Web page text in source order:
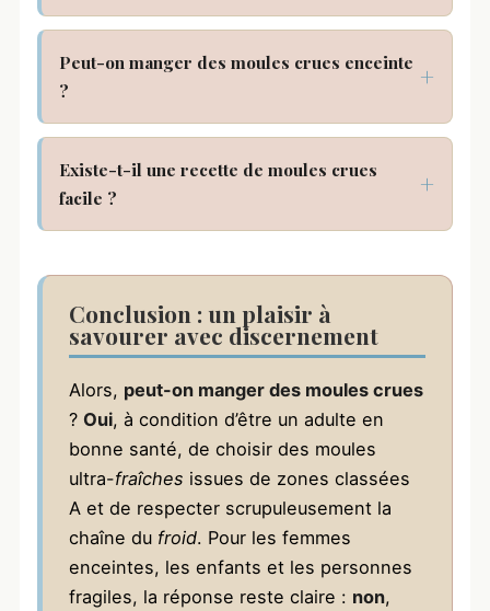
Peut-on manger des moules crues enceinte
?
Existe-t-il une recette de moules crues
facile ?
Conclusion : un plaisir à
savourer avec discernement
Alors, peut-on manger des moules crues
? Oui, à condition d’être un adulte en
bonne santé, de choisir des moules
ultra-fraîches issues de zones classées
A et de respecter scrupuleusement la
chaîne du froid. Pour les femmes
enceintes, les enfants et les personnes
fragiles, la réponse reste claire : non,